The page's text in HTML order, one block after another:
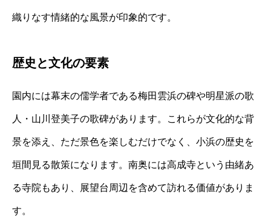
織りなす情緒的な風景が印象的です。
歴史と文化の要素
園内には幕末の儒学者である梅田雲浜の碑や明星派の歌
人・山川登美子の歌碑があります。これらが文化的な背
景を添え、ただ景色を楽しむだけでなく、小浜の歴史を
垣間見る散策になります。南奥には高成寺という由緒あ
る寺院もあり、展望台周辺を含めて訪れる価値がありま
す。